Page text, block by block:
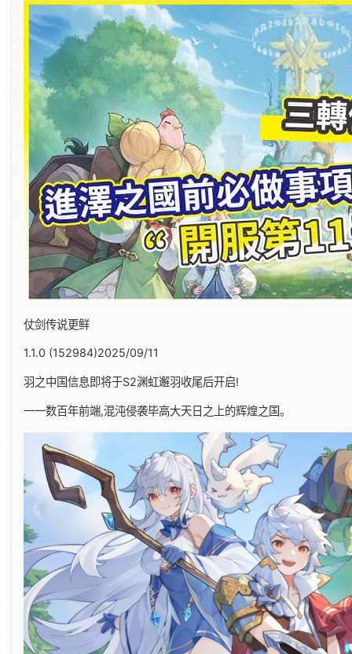
仗剑传说更鲜
1.1.0 (152984)2025/09/11
羽之中国信息即将于S2渊虹邂羽收尾后开启!
一一数百年前端,混沌侵袭毕高大天日之上的辉煌之国。